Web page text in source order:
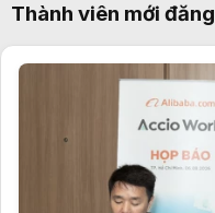
Thành viên mới đăng